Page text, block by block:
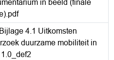
in beeld (finale
Bijlage 4.1 Uitkomsten
duurzame mobiliteit in